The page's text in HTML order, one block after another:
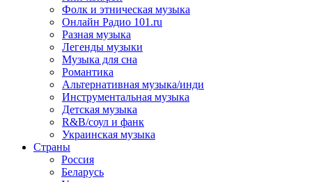
Фолк и этническая музыка
Онлайн Радио 101.ru
Разная музыка
Легенды музыки
Музыка для сна
Романтика
Альтернативная музыка/инди
Инструментальная музыка
Детская музыка
R&B/cоул и фанк
Украинская музыка
Страны
Россия
Беларусь